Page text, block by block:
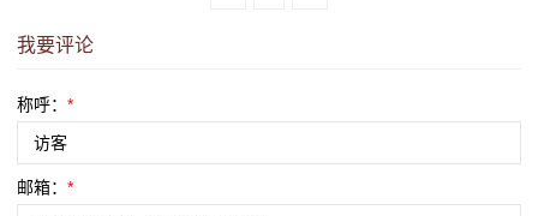
我要评论
称呼： *
邮箱： *